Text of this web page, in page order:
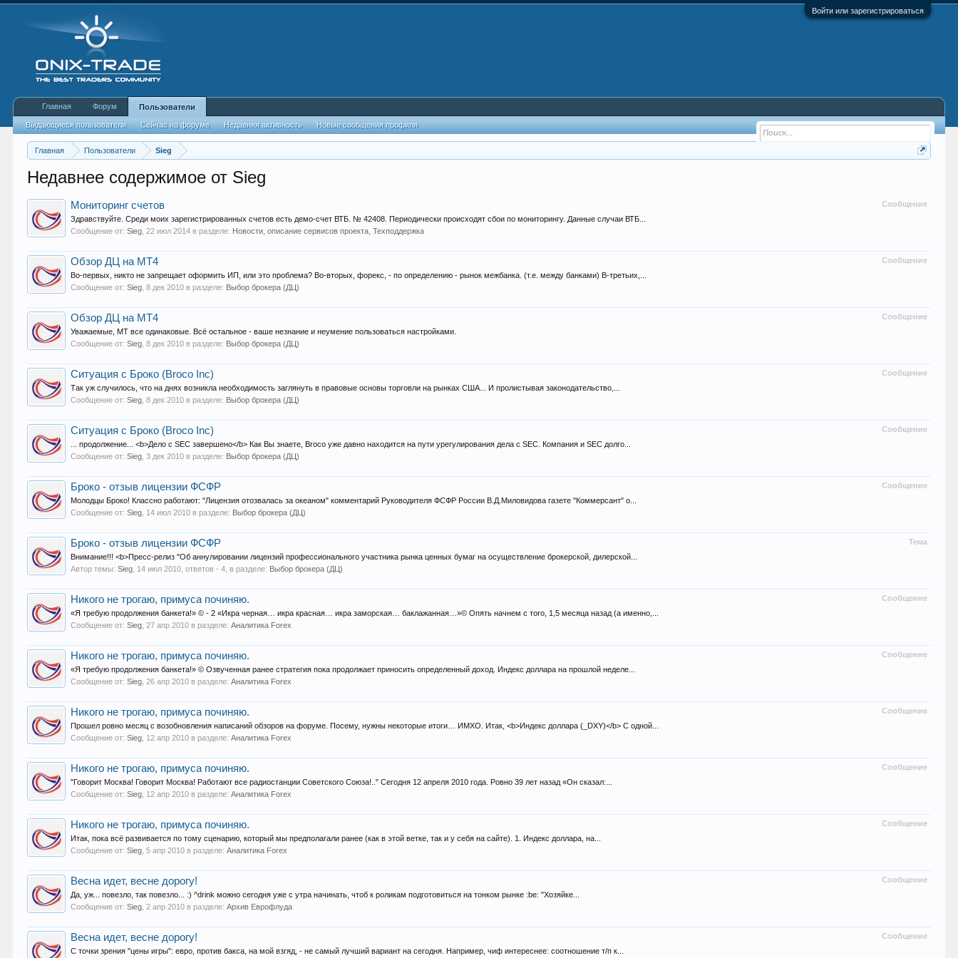
Войти или зарегистрироваться
Главная Пользователи Sieg
Недавнее содержимое от Sieg
Сообщение
Мониторинг счетов
Здравствуйте. Среди моих зарегистрированных счетов есть демо-счет ВТБ. № 42408. Периодически происходят сбои по мониторингу. Данные случаи ВТБ...
Сообщение от:Sieg ,22 июл 2014 в разделе: Новости, описание сервисов проекта, Техподдержка
Сообщение
Обзор ДЦ на МТ4
Во-первых, никто не запрещает оформить ИП, или это проблема? Во-вторых, форекс, - по определению - рынок межбанка. (т.е. между банками) В-третьих,...
Сообщение от:Sieg ,8 дек 2010 в разделе: Выбор брокера (ДЦ)
Сообщение
Обзор ДЦ на МТ4
Уважаемые, МТ все одинаковые. Всё остальное - ваше незнание и неумение пользоваться настройками.
Сообщение от:Sieg ,8 дек 2010 в разделе: Выбор брокера (ДЦ)
Сообщение
Ситуация с Броко (Broco Inc)
Так уж случилось, что на днях возникла необходимость заглянуть в правовые основы торговли на рынках США... И пролистывая законодательство,...
Сообщение от:Sieg ,8 дек 2010 в разделе: Выбор брокера (ДЦ)
Сообщение
Ситуация с Броко (Broco Inc)
... продолжение... <b>Дело с SEC завершено</b> Как Вы знаете, Broco уже давно находится на пути урегулирования дела с SEC. Компания и SEC долго...
Сообщение от:Sieg ,3 дек 2010 в разделе: Выбор брокера (ДЦ)
Сообщение
Броко - отзыв лицензии ФСФР
Молодцы Броко! Классно работают: "Лицензия отозвалась за океаном" комментарий Руководителя ФСФР России В.Д.Миловидова газете "Коммерсант" о...
Сообщение от:Sieg 14 июл 2010 в разделе: Выбор брокера (ДЦ)
Тема
Броко - отзыв лицензии ФСФР
Внимание!!! <b>Пресс-релиз "Об аннулировании лицензий профессионального участника рынка ценных бумаг на осуществление брокерской, дилерской...
Автор темы:Sieg 14 июл 2010 , ответов - 4, в разделе: Выбор брокера (ДЦ)
Сообщение
Никого не трогаю, примуса починяю.
«Я требую продолжения банкета!» © - 2 «Икра черная… икра красная… икра заморская… баклажанная…»© Опять начнем с того, 1,5 месяца назад (а именно,...
Сообщение от:Sieg ,27 апр 2010 в разделе:Аналитика Forex
Сообщение
Никого не трогаю, примуса починяю.
«Я требую продолжения банкета!» © Озвученная ранее стратегия пока продолжает приносить определенный доход. Индекс доллара на прошлой неделе...
Сообщение от:Sieg ,26 апр 2010 в разделе:Аналитика Forex
Сообщение
Никого не трогаю, примуса починяю.
Прошел ровно месяц с возобновления написаний обзоров на форуме. Посему, нужны некоторые итоги… ИМХО. Итак, <b>Индекс доллара (_DXY)</b> С одной...
Сообщение от:Sieg 12 апр 2010 в разделе:Аналитика Forex
Сообщение
Никого не трогаю, примуса починяю.
"Говорит Москва! Говорит Москва! Работают все радиостанции Советского Союза!.." Сегодня 12 апреля 2010 года. Ровно 39 лет назад «Он сказал:...
Сообщение от:Sieg 12 апр 2010 в разделе:Аналитика Forex
Сообщение
Никого не трогаю, примуса починяю.
Итак, пока всё развивается по тому сценарию, который мы предполагали ранее (как в этой ветке, так и у себя на сайте). 1. Индекс доллара, на...
Сообщение от:Sieg ,5 апр 2010 в разделе:Аналитика Forex
Сообщение
Весна идет, весне дорогу!
Да, уж... повезло, так повезло... :) ^drink можно сегодня уже с утра начинать, чтоб к роликам подготовиться на тонком рынке :be: "Хозяйке...
Сообщение от:Sieg ,2 апр 2010 в разделе:Архив Еврофлуда
Сообщение
Весна идет, весне дорогу!
С точки зрения "цены игры": евро, против бакса, на мой взгяд, - не самый лучший вариант на сегодня. Например, чиф интереснее: соотношение т/п к...
Главная Форум Пользователи
Выдающиеся пользователи Сейчас на форуме Недавняя активность Новые сообщения профиля